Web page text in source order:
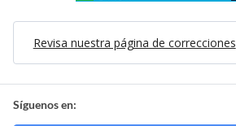
Revisa nuestra página de correcciones
Síguenos en: